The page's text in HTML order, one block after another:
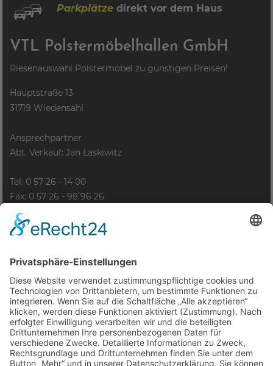
Parkplätze direkt vor dem Haus
VTL Polstermöbelhallen GmbH
Riesenauswahl Polstermöbel zu günstigen Preisen!
Hauptstraße 13
31719 Wiedensahl
Ansprechpartner
Abt. Verkauf: Jan Laskiwitz
Tel: 0 57 26 - 14 00
Fax: 0 57 26 - 98 96 26
Kontakt Impressum
Datenschutzerklärung Cookie-Einstellungen
© VTL Polstermöbelhallen GmbH
Ausführende Werbeagentur; Webseite, Planung, Konzept, Design,